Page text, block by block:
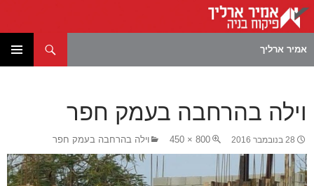
אמיר ארליך
וילה בהרחבה בעמק חפר
28 בנובמבר 2016 800 × 450 וילה בהרחבה בעמק חפר